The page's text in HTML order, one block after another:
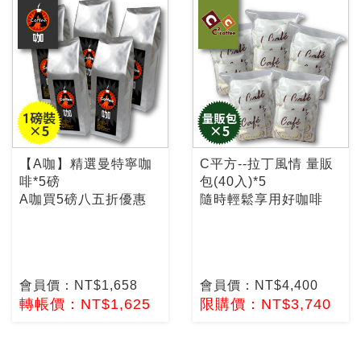
【A咖】精選曼特寧咖
啡*5磅
A咖買5磅八五折優惠
會員價：NT$1,658
轉帳價：NT$1,625
C平方--拉丁風情 量販
包(40入)*5
隨時輕鬆享用好咖啡
會員價：NT$4,400
限購價：NT$3,740